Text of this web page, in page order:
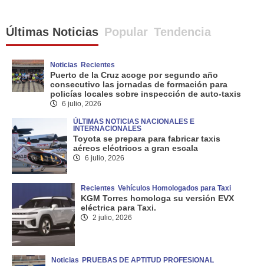
Últimas Noticias Popular Tendencia
Noticias Recientes
Puerto de la Cruz acoge por segundo año
consecutivo las jornadas de formación para
policías locales sobre inspección de auto-taxis
6 julio, 2026
ÚLTIMAS NOTICIAS NACIONALES E
INTERNACIONALES
Toyota se prepara para fabricar taxis
aéreos eléctricos a gran escala
6 julio, 2026
Recientes Vehículos Homologados para Taxi
KGM Torres homologa su versión EVX
eléctrica para Taxi.
2 julio, 2026
Noticias PRUEBAS DE APTITUD PROFESIONAL